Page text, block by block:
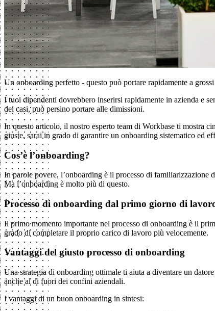
Un onboarding perfetto - questo può portare rapidamente a
I tuoi dipendenti dovrebbero inserirsi rapidamente in azienda e
dei casi, può persino portare alle dimissioni.
In questo articolo, il nostro esperto team di Workbase ti mostra
giuste, sarai in grado di garantire un onboarding sistematico ed
Cos’è l’onboarding?
In parole povere, l’onboarding è il processo di familiarizzazione
Ma l’onboarding è molto più di questo.
Processo di onboarding dal primo giorno di
Il primo momento importante nel processo di onboarding è il
grado di completare il proprio carico di lavoro più velocemente.
Vantaggi del giusto processo di onboarding
Una strategia di onboarding ottimale ti aiuta a diventare un
anche al di fuori dei confini aziendali.
I vantaggi di un buon onboarding in sintesi: